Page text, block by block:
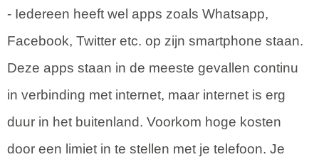
- Iedereen heeft wel apps zoals Whatsapp,
Facebook, Twitter etc. op zijn smartphone staan.
Deze apps staan in de meeste gevallen continu
in verbinding met internet, maar internet is erg
duur in het buitenland. Voorkom hoge kosten
door een limiet in te stellen met je telefoon. Je